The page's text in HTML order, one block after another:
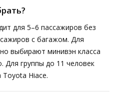
для 5–6 пассажиров без
с багажом. Для
выбирают минивэн класса
Для группы до 11 человек
Toyota Hiace.